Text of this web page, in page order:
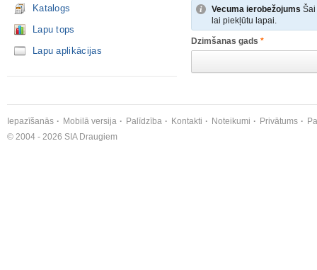
Katalogs
Lapu tops
Lapu aplikācijas
Vecuma ierobežojums Šai
lai piekļūtu lapai.
Dzimšanas gads *
Iepazīšanās Mobilā versija Palīdzība Kontakti Noteikumi Privātums
© 2004 - 2026 SIA Draugiem